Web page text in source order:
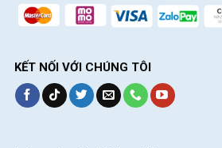
KẾT NỐI VỚI CHÚNG TÔI